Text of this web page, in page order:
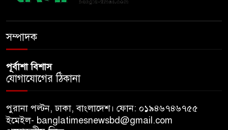
হাসিনাকে ঘিরে ঢাকা-দিল্লি সম্পর্কে
নতুন টানাপোড়েন
সম্পাদক
পূর্বাশা বিশাস
যোগাযোগের ঠিকানা
পুরানা পল্টন, ঢাকা, বাংলাদেশ। ফোন: ০১৯৪৬৭৪৬৭৫৫
ইমেইল- banglatimesnewsbd@gmail.com